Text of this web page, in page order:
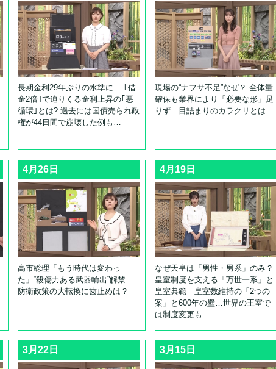
長期金利29年ぶりの水準に… ｢借
金2倍｣で迫りくる金利上昇の｢悪
循環｣とは? 過去には国債売られ政
権が44日間で崩壊した例も…
現場の“ナフサ不足”なぜ？ 全体量
確保も業界により「必要な形」足
りず…目詰まりのカラクリとは
4月26日
高市総理「もう時代は変わっ
た」“殺傷力ある武器輸出”解禁
防衛政策の大転換に歯止めは？
4月19日
なぜ天皇は「男性・男系」のみ？
皇室制度を支える「万世一系」と
皇室典範 皇室数維持の「2つの
案」と600年の壁…世界の王室で
は制度変更も
3月22日 3月15日